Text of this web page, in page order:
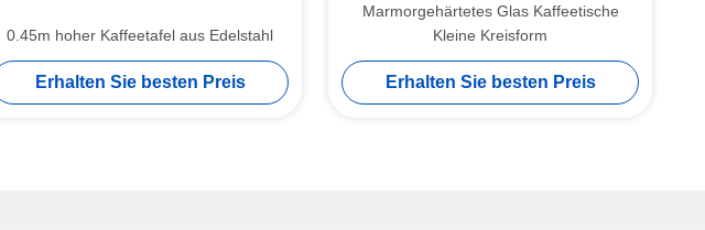
0.45m hoher Kaffeetafel aus Edelstahl
Erhalten Sie besten Preis
Marmorgehärtetes Glas Kaffeetische
Kleine Kreisform
Erhalten Sie besten Preis